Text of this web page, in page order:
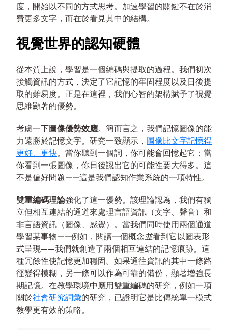
度，開始以不同的方式思考。加速學習的關鍵不在於消
費更多文字，而在於看見其中的結構。
視覺世界的認知硬體
從本質上說，學習是一個編碼與提取的過程。我們初次
接觸資訊的方式，決定了它記憶的牢固程度以及日後提
取的難易度。正是在這裡，我們心智的架構賦予了視覺
思維顯著的優勢。
考慮一下圖像優勢效應。簡而言之，我們記憶圖像的能
力遠勝於記憶文字。研究一致顯示， 圖像比文字記憶得
更好、更快。當你聽到一個詞，你可能會回憶起它；當
你看到一張圖像，你日後認出它的可能性要大得多。這
不是偏好問題——這是我們認知作業系統的一項特性。
雙重編碼理論強化了這一優勢。該理論認為，我們有獨
立但相互連結的通道來處理言語資訊（文字、聲音）和
非言語資訊（圖像、感覺）。當我們同時使用兩個通道
學習某事物——例如，閱讀一個概念 並看到它以圖表形
式呈現——我們就創造了兩個相互連結的記憶痕跡。這
種冗餘性使記憶更加穩固。如果通往資訊的其中一條路
徑變得模糊，另一條可以作為可靠的備份，顯著增強長
期記憶。在教學環境中應用雙重編碼的研究，例如一項
關於社會研究詞彙的研究，已證明它是比傳統單一模式
教學更有效的策略。